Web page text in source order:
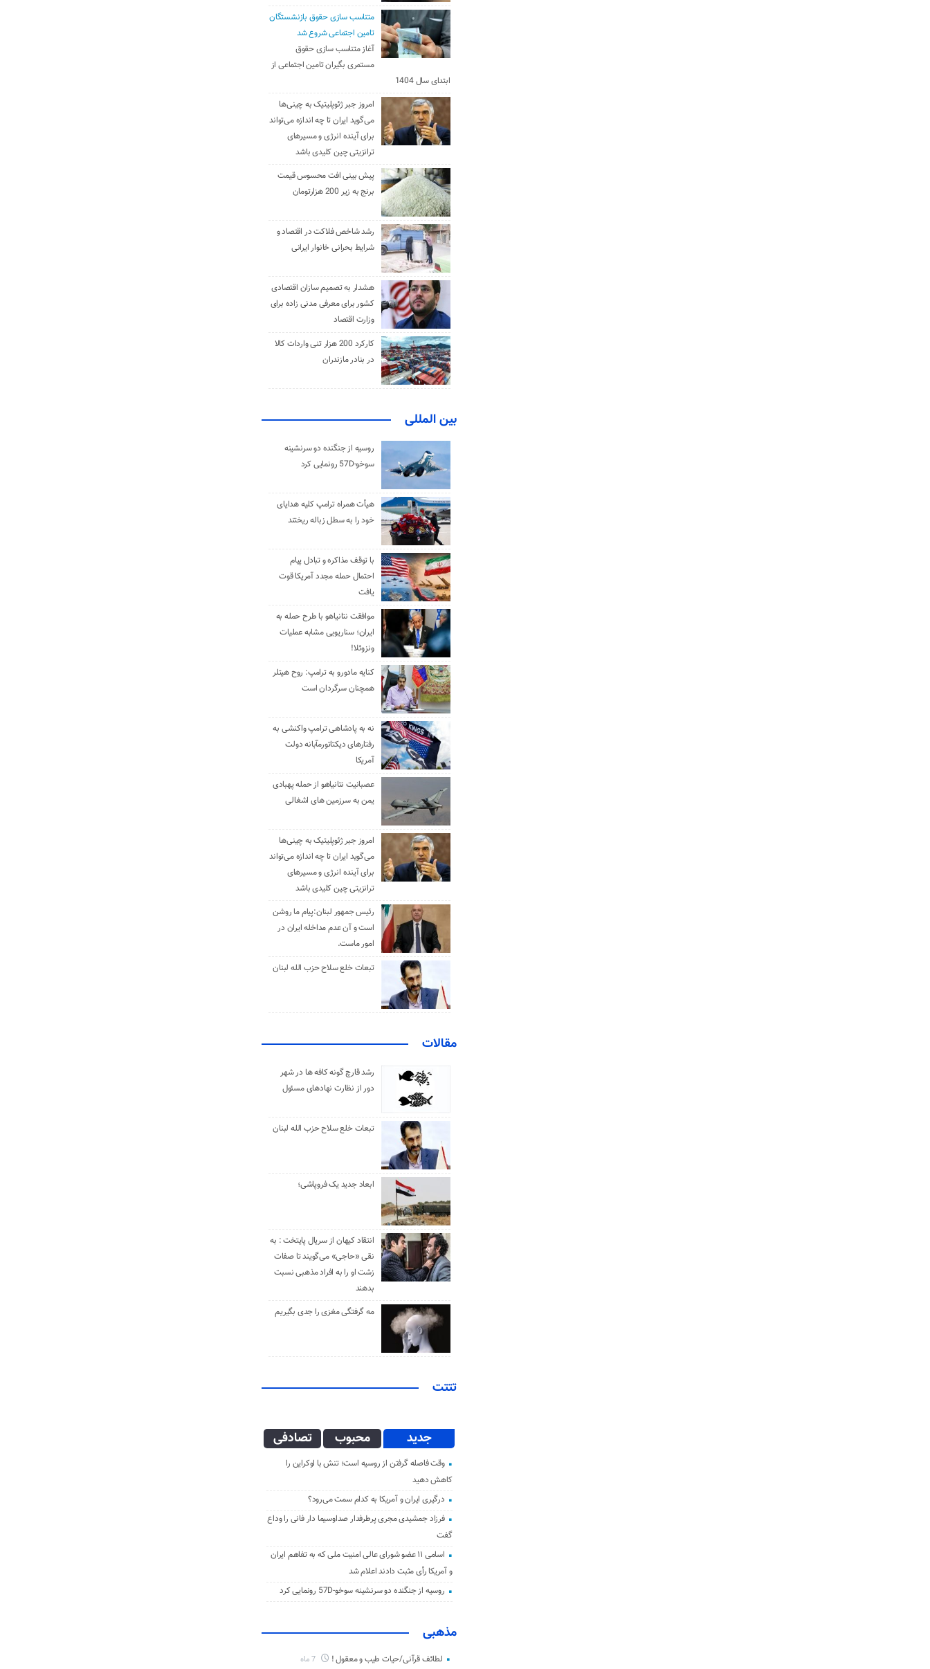
متناسب سازی حقوق بازنشستگان
تامین اجتماعی شروع شد
آغاز متناسب سازی حقوق
مستمری بگیران تامین اجتماعی از
ابتدای سال 1404
امروز جبر ژئوپلیتیک به چینی‌ها
می‌گوید ایران تا چه اندازه می‌تواند
برای آینده انرژی و مسیرهای
ترانزیتی چین کلیدی باشد
پیش بینی افت محسوس قیمت
برنج به زیر 200 هزارتومان
رشد شاخص فلاکت در اقتصاد و
شرایط بحرانی خانوار ایرانی
هشدار به تصمیم سازان اقتصادی
کشور برای معرفی مدنی زاده برای
وزارت اقتصاد
کارکرد 200 هزار تنی واردات کالا
در بنادر مازندران
بین المللی
روسیه از جنگنده دو سرنشینه
سوخو-57D رونمایی کرد
هیأت همراه ترامپ کلیه هدایای
خود را به سطل زباله ریختند
با توقف مذاکره و تبادل پیام
احتمال حمله مجدد آمریکا قوت
یافت
موافقت نتانیاهو با طرح حمله به
ایران؛ سناریویی مشابه عملیات
ونزوئلا!
کنایه مادورو به ترامپ: روح هیتلر
همچنان سرگردان است
نه به پادشاهی ترامپ واکنشی به
رفتارهای دیکتاتورمآبانه دولت
آمریکا
عصبانیت نتانیاهو از حمله پهبادی
یمن به سرزمین های اشغالی
امروز جبر ژئوپلیتیک به چینی‌ها
می‌گوید ایران تا چه اندازه می‌تواند
برای آینده انرژی و مسیرهای
ترانزیتی چین کلیدی باشد
رئیس جمهور لبنان:پیام ما روشن
است و آن عدم مداخله ایران در
امور ماست.
تبعات خلع سلاح حزب الله لبنان
مقالات
رشد قارچ گونه کافه ها در شهر
دور از نظارت نهادهای مسئول
تبعات خلع سلاح حزب الله لبنان
ابعاد جدید یک فروپاشی؛
انتقاد کیهان از سریال پایتخت : به
نقی «حاجی» می‌گویند تا صفات
زشت او را به افراد مذهبی نسبت
بدهند
مه گرفتگی مغزی را جدی بگیریم
تتتت
جدید محبوب تصادفی
وقت فاصله گرفتن از روسیه است؛ تنش با اوکراین را
کاهش دهید
درگیری ایران و آمریکا به کدام سمت می‌رود؟
فرزاد جمشیدی مجری پرطرفدار صداوسیما دار فانی را وداع
گفت
اسامی ۱۱ عضو شورای عالی امنیت ملی که به تفاهم ایران
و آمریکا رأی مثبت دادند اعلام شد
روسیه از جنگنده دو سرنشینه سوخو-57D رونمایی کرد
مذهبی
لطائف قرآنی/حیات طیب و معقول !